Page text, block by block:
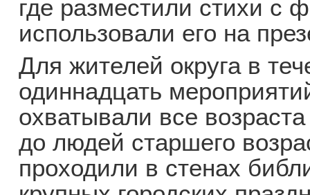
где разместили стихи с
использовали его на
Для жителей округа в
одиннадцать
охватывали все
до людей старшего
проходили в стенах